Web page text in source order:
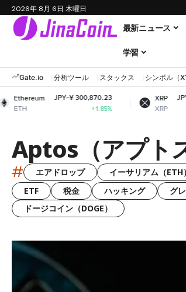
2026年 8月 6日 木曜日
最新ニュース
学習
Gate.io 分析ツール スタックス シンボル（
JPY-¥ 300,870.23
XRP
XRP
JPY-¥ 164.79
-1.95%
Aptos（アプト
# エアドロップ イーサリアム（ETH）
ETF
税金 ハッキング グ
ドージコイン（DOGE）